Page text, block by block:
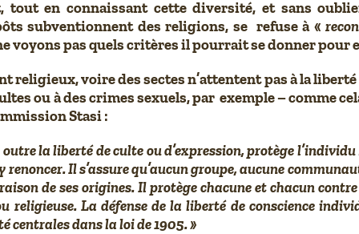
tout en connaissant cette diversité, et sans
subventionnent des religions, se refuse à «
voyons pas quels critères il pourrait se donner pour
religieux, voire des sectes n’attentent pas à la
ou à des crimes sexuels, par exemple – comme
Stasi :
la liberté de culte ou d’expression, protège
Il s’assure qu’aucun groupe, aucune
de ses origines. Il protège chacune et chacun
La défense de la liberté de conscience
centrales dans la loi de 1905. »